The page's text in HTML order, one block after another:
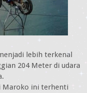
lebih terkenal
204 Meter di udara
Maroko ini terhenti